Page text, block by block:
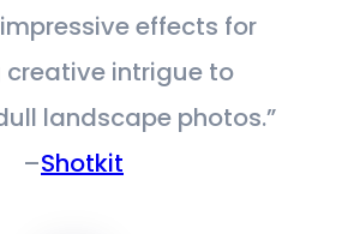
effects for
intrigue to
landscape photos.”
–Shotkit